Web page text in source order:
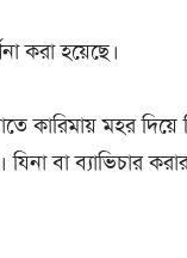
করা হয়েছে।
কারিমায় মহর দিয়ে
বা ব্যাভিচার